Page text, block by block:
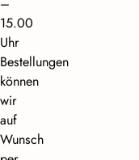
15.00
Uhr
Bestellungen
können
wir
auf
Wunsch